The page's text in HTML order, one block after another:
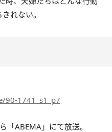
れない。
90-1741_s1_p7
ABEMA」にて放送。